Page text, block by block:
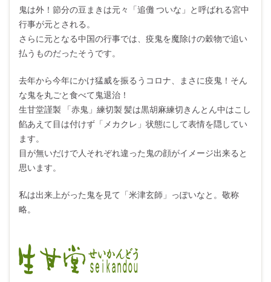
鬼は外！節分の豆まきは元々「追儺 ついな」と呼ばれる宮中
行事が元とされる。
さらに元となる中国の行事では、疫鬼を魔除けの穀物で追い
払うものだったそうです。
去年から今年にかけ猛威を振るうコロナ、まさに疫鬼！そん
な鬼を丸ごと食べて鬼退治！
生甘堂謹製 「赤鬼」練切製 髪は黒胡麻練切きんとん中はこし
餡あえて目は付けず「メカクレ」状態にして表情を隠してい
ます。
目が無いだけで人それぞれ違った鬼の顔がイメージ出来ると
思います。
私は出来上がった鬼を見て「米津玄師」っぽいなと。敬称
略。